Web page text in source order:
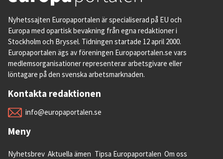
Nyhetssajten Europaportalen är specialiserad på EU och
Europa med opartisk bevakning från egna redaktioner i
Stockholm och Bryssel. Tidningen startade 12 april 2000.
Europaportalen ägs av föreningen Europaportalen.se vars
medlemsorganisationer representerar arbetsgivare eller
löntagare på den svenska arbetsmarknaden.
Kontakta redaktionen
info@europaportalen.se
Meny
Nyhetsbrev Aktuella ämen Tipsa Europaportalen Om oss